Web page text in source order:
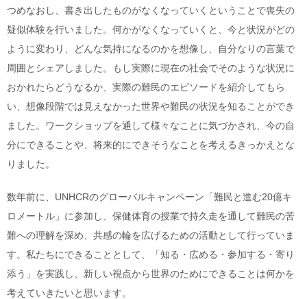
つめなおし、書き出したものがなくなっていくということで喪失の
疑似体験を行いました。何かがなくなっていくと、今と状況がどの
ように変わり、どんな気持になるのかを想像し、自分なりの言葉で
周囲とシェアしました。もし実際に現在の社会でそのような状況に
おかれたらどうなるか、実際の難民のエピソードを紹介してもら
い、想像段階では見えなかった世界や難民の状況を知ることができ
ました。ワークショップを通して様々なことに気づかされ、今の自
分にできることや、将来的にできそうなことを考えるきっかえとな
りました。
数年前に、UNHCRのグローバルキャンペーン「難民と進む20億キ
ロメートル」に参加し、保健体育の授業で持久走を通して難民の苦
難への理解を深め、共感の輪を広げるための活動として行っていま
す。私たちにできることとして、「知る・広める・参加する・寄り
添う」を実践し、新しい視点から世界のためにできることは何かを
考えていきたいと思います。